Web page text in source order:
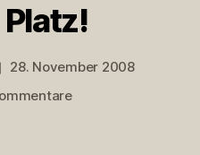
28. November 2008
zu